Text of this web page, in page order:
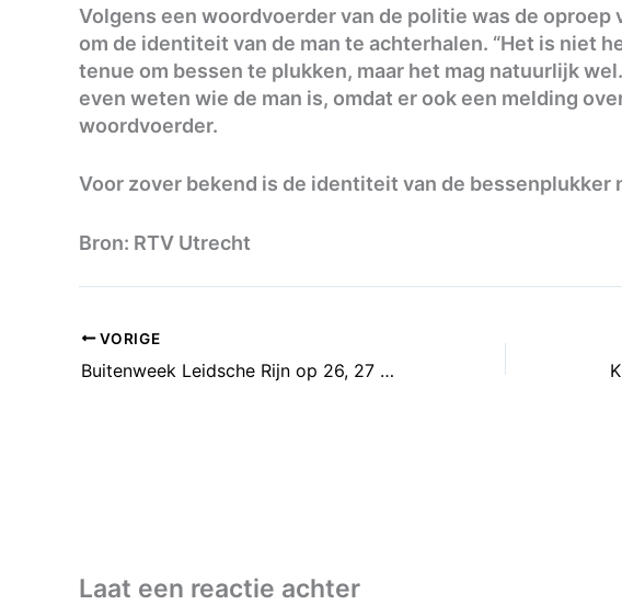
Volgens een woordvoerder van de politie was de oproep
om de identiteit van de man te achterhalen. “Het is niet
tenue om bessen te plukken, maar het mag natuurlijk
even weten wie de man is, omdat er ook een melding
woordvoerder.
Voor zover bekend is de identiteit van de bessenplukker
Bron: RTV Utrecht
VORIGE
Buitenweek Leidsche Rijn op 26, 27 en 28 -8 in Maximapark
Laat een reactie achter